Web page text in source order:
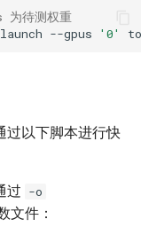
待测权重
--gpus '0'
过以下脚本进行快
过 -o
文件：